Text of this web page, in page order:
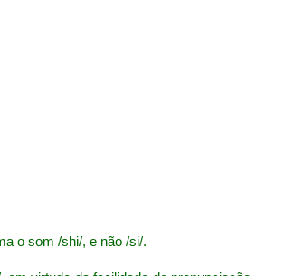
o som /shi/, e não /si/.